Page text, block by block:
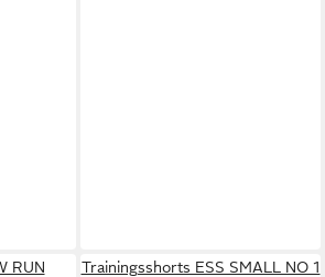
RUN
Trainingsshorts ESS SMALL NO 1